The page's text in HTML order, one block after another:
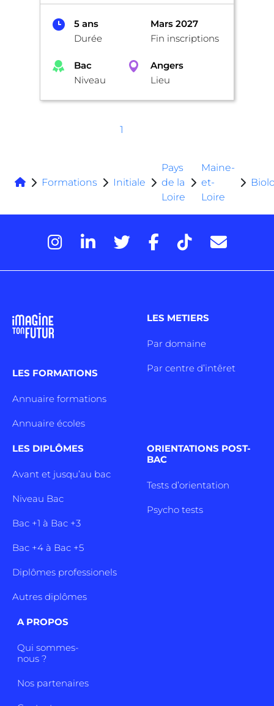
5 ans
Durée
Mars 2027
Fin inscriptions
Bac
Niveau
Angers
Lieu
1
Formations Initiale
Pays
de la
Loire
Maine-
et-
Loire
LES FORMATIONS
Annuaire formations
Annuaire écoles
LES METIERS
Par domaine
Par centre d’intêret
LES DIPLÔMES
Avant et jusqu’au bac
Niveau Bac
Bac +1 à Bac +3
Bac +4 à Bac +5
Diplômes professionels
Autres diplômes
ORIENTATIONS POST-
BAC
Tests d’orientation
Psycho tests
A PROPOS
Qui sommes-
nous ?
Nos partenaires